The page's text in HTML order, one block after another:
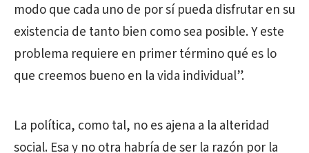
modo que cada uno de por sí pueda disfrutar en su
existencia de tanto bien como sea posible. Y este
problema requiere en primer término qué es lo
que creemos bueno en la vida individual”.
La política, como tal, no es ajena a la alteridad
social. Esa y no otra habría de ser la razón por la